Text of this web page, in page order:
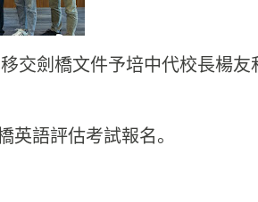
交劍橋文件予培中代校長楊友
英語評估考試報名。